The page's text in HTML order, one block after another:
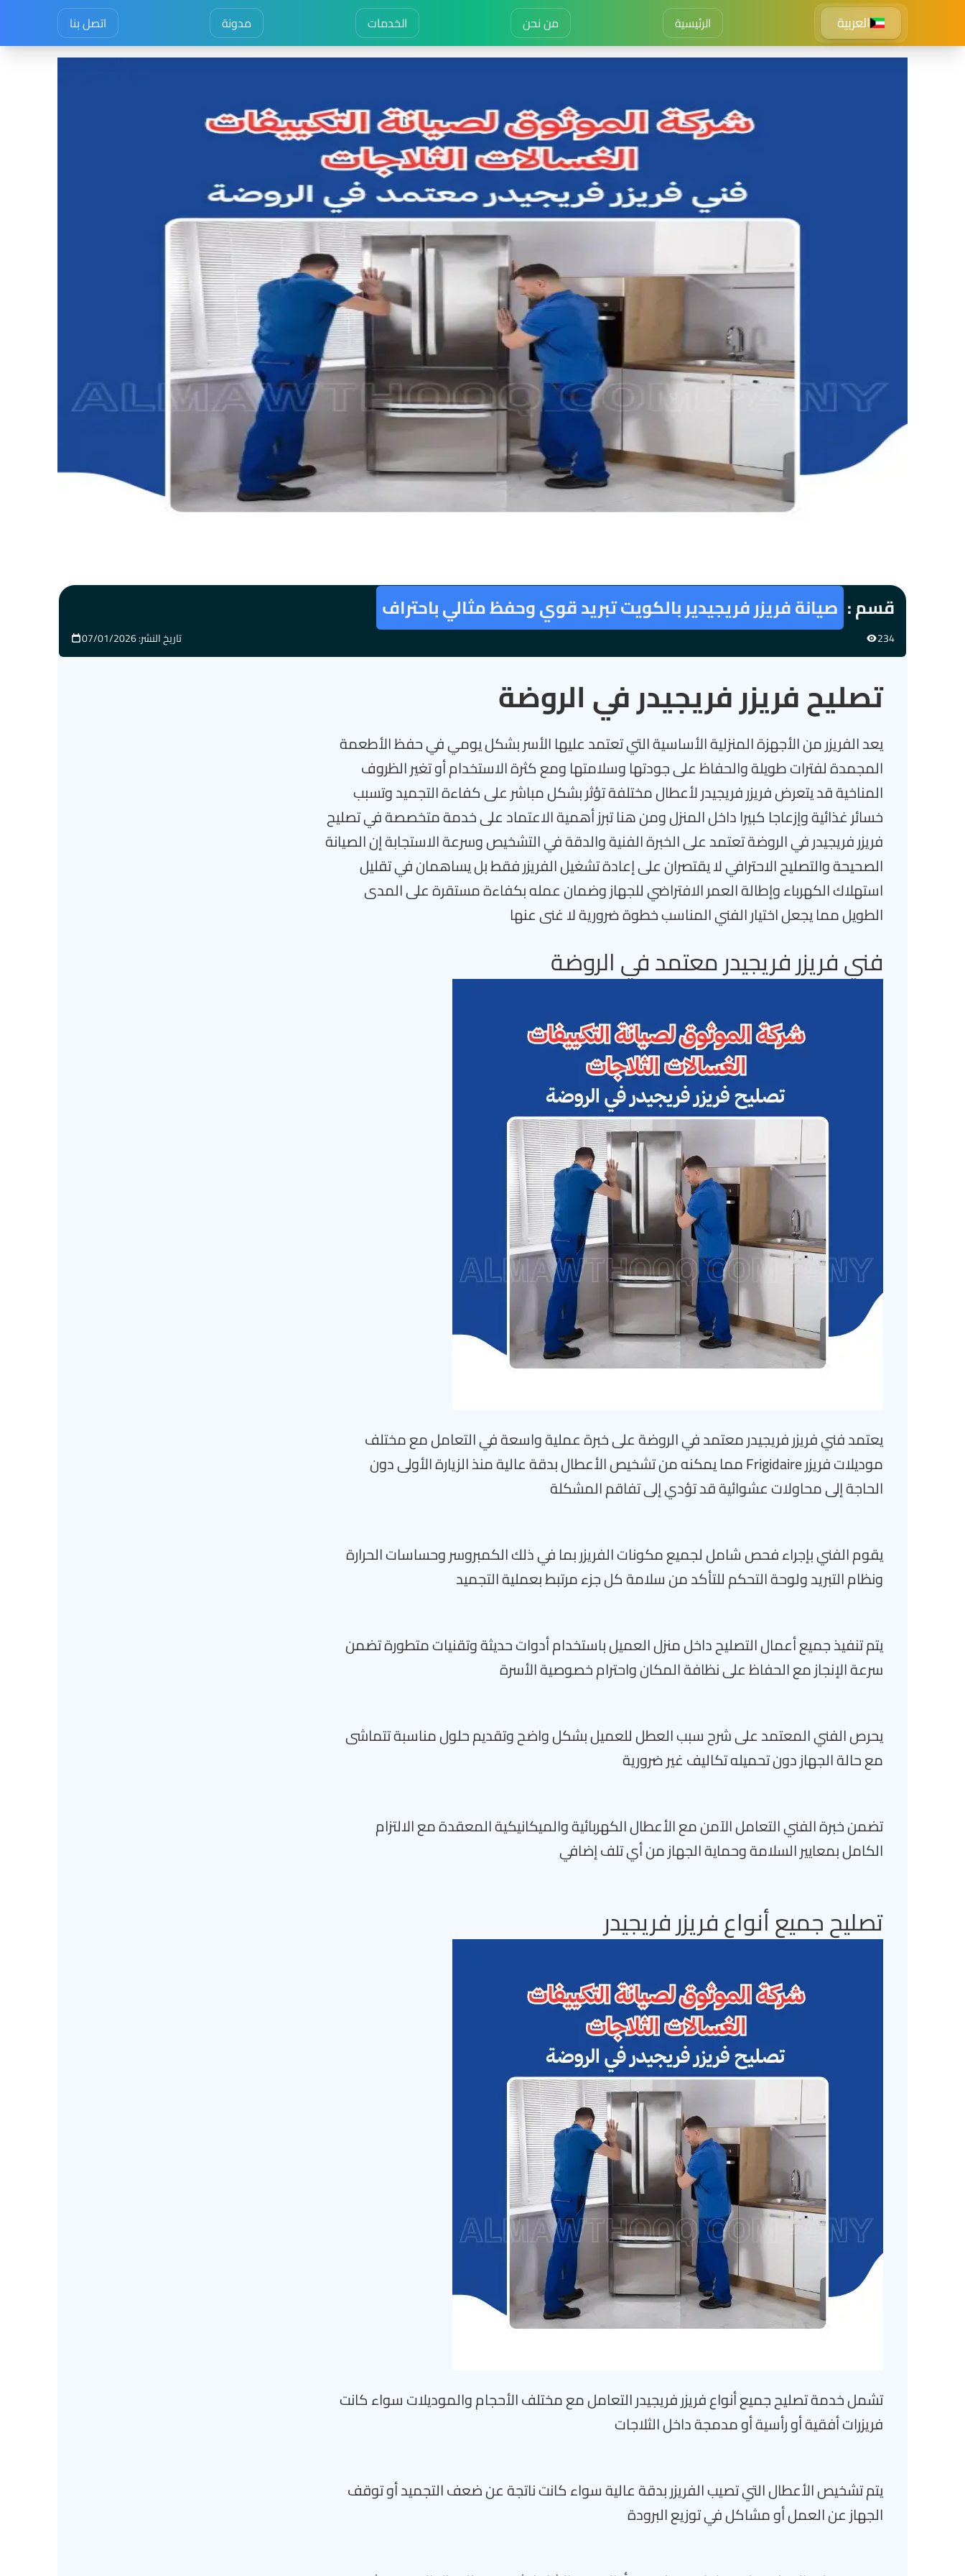
العربية الرئيسية من نحن الخدمات مدونة اتصل بنا
قسم : صيانة فريزر فريجيدير بالكويت تبريد قوي وحفظ مثالي باحتراف
234 تاريخ النشر: 07/01/2026
تصليح فريزر فريجيدر في الروضة
يعد الفريزر من الأجهزة المنزلية الأساسية التي تعتمد عليها الأسر بشكل يومي في حفظ الأطعمة
المجمدة لفترات طويلة والحفاظ على جودتها وسلامتها ومع كثرة الاستخدام أو تغير الظروف
المناخية قد يتعرض فريزر فريجيدر لأعطال مختلفة تؤثر بشكل مباشر على كفاءة التجميد وتسبب
خسائر غذائية وإزعاجا كبيرا داخل المنزل ومن هنا تبرز أهمية الاعتماد على خدمة متخصصة في تصليح
فريزر فريجيدر في الروضة تعتمد على الخبرة الفنية والدقة في التشخيص وسرعة الاستجابة إن الصيانة
الصحيحة والتصليح الاحترافي لا يقتصران على إعادة تشغيل الفريزر فقط بل يساهمان في تقليل
استهلاك الكهرباء وإطالة العمر الافتراضي للجهاز وضمان عمله بكفاءة مستقرة على المدى
الطويل مما يجعل اختيار الفني المناسب خطوة ضرورية لا غنى عنها
فني فريزر فريجيدر معتمد في الروضة
يعتمد فني فريزر فريجيدر معتمد في الروضة على خبرة عملية واسعة في التعامل مع مختلف
موديلات فريزر Frigidaire مما يمكنه من تشخيص الأعطال بدقة عالية منذ الزيارة الأولى دون
الحاجة إلى محاولات عشوائية قد تؤدي إلى تفاقم المشكلة
يقوم الفني بإجراء فحص شامل لجميع مكونات الفريزر بما في ذلك الكمبروسر وحساسات الحرارة
ونظام التبريد ولوحة التحكم للتأكد من سلامة كل جزء مرتبط بعملية التجميد
يتم تنفيذ جميع أعمال التصليح داخل منزل العميل باستخدام أدوات حديثة وتقنيات متطورة تضمن
سرعة الإنجاز مع الحفاظ على نظافة المكان واحترام خصوصية الأسرة
يحرص الفني المعتمد على شرح سبب العطل للعميل بشكل واضح وتقديم حلول مناسبة تتماشى
مع حالة الجهاز دون تحميله تكاليف غير ضرورية
تضمن خبرة الفني التعامل الآمن مع الأعطال الكهربائية والميكانيكية المعقدة مع الالتزام
الكامل بمعايير السلامة وحماية الجهاز من أي تلف إضافي
تصليح جميع أنواع فريزر فريجيدر
تشمل خدمة تصليح جميع أنواع فريزر فريجيدر التعامل مع مختلف الأحجام والموديلات سواء كانت
فريزرات أفقية أو رأسية أو مدمجة داخل الثلاجات
يتم تشخيص الأعطال التي تصيب الفريزر بدقة عالية سواء كانت ناتجة عن ضعف التجميد أو توقف
الجهاز عن العمل أو مشاكل في توزيع البرودة